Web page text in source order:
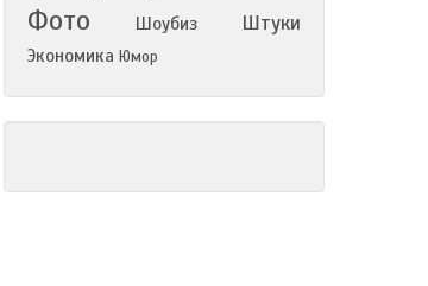
Фото Шоубиз Штуки
Экономика Юмор